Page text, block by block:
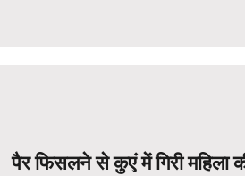
पैर फिसलने से कुएं में गिरी महिला